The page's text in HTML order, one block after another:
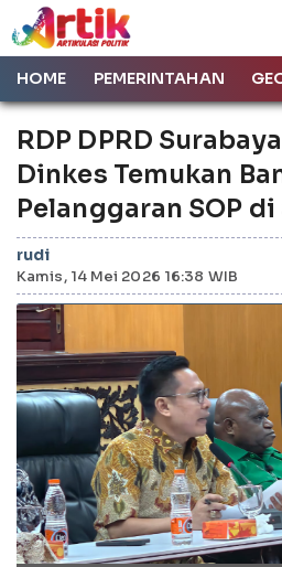
HOME PEMERINTAHAN
RDP DPRD
Dinkes Temukan
Pelanggaran SOP di
rudi
Kamis, 14 Mei 2026 16:38 WIB